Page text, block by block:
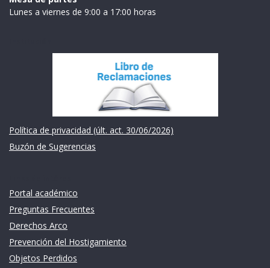
Lunes a viernes de 9:00 a 17:00 horas
Política de privacidad (últ. act. 30/06/2026)
Buzón de Sugerencias
Portal académico
Preguntas Frecuentes
Derechos Arco
Prevención del Hostigamiento
Objetos Perdidos